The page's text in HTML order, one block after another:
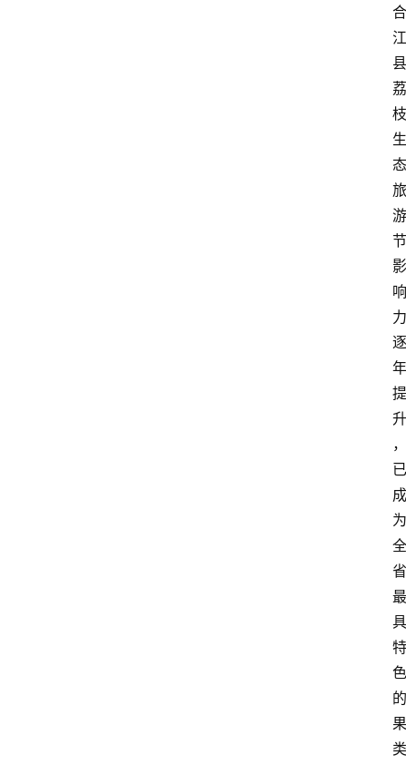
合
江
县
荔
枝
生
态
旅
游
节
影
响
力
逐
年
提
升
，
已
成
为
全
省
最
具
特
色
的
果
类